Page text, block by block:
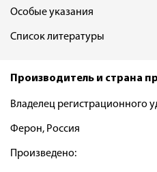
Особые указания
Список литературы
Производитель и страна
Владелец регистрационного
Ферон, Россия
Произведено: